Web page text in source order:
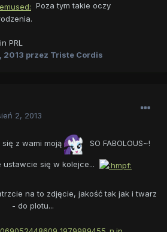
Poza tym takie oczy
PRL
2013 przez Triste Cordis
2, 2013
z wami moją SO FABOLOUS~!
ustawcie się w kolejce...
na to zdjęcie, jakość tak jak i twarz
- do plotu...